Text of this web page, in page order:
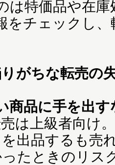
は特価品や在
をチェックし
がちな転売の
商品に手を出す
は上級者向け
出品するも売
たときのリス